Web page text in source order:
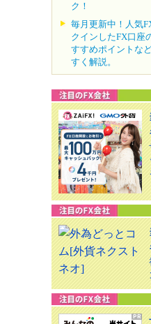
ク！
毎月更新中！人気
クインしたFX口座
すすめポイントな
すく解説。